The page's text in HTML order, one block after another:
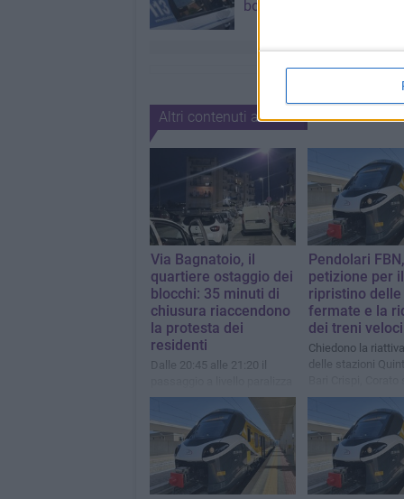
borghese
Altri contenuti a tema
Via Bagnatoio, il
quartiere ostaggio dei
blocchi: 35 minuti di
chiusura riaccendono
la protesta dei
residenti
Dalle 20:45 alle 21:20 il
la zona: “Servono i cantieri
della nuova strada, subito”
Pendolari
petizione per il
ripristino delle
fermate e la
dei treni veloci
Chiedono la
delle stazioni
ospedale ed